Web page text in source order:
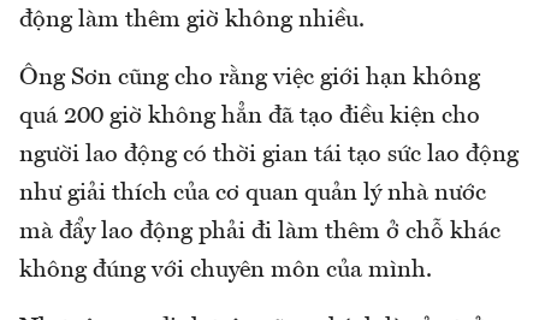
động làm thêm giờ không nhiều.
Ông Sơn cũng cho rằng việc giới hạn không
quá 200 giờ không hẳn đã tạo điều kiện cho
người lao động có thời gian tái tạo sức lao động
như giải thích của cơ quan quản lý nhà nước
mà đẩy lao động phải đi làm thêm ở chỗ khác
không đúng với chuyên môn của mình.